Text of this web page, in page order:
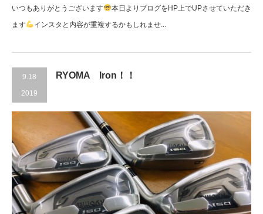
いつもありがとうございます
本日よりブログをHP上でUPさせていただき
ます
インスタと内容が重複するかもしれませ...
9.18
2019
RYOMA Iron！！